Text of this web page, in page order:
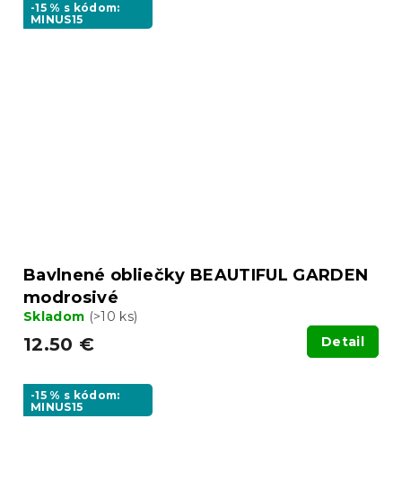
-15 % s kódom:
MINUS15
Bavlnené obliečky BEAUTIFUL GARDEN
modrosivé
Skladom (>10 ks)
12.50 € Detail
-15 % s kódom:
MINUS15